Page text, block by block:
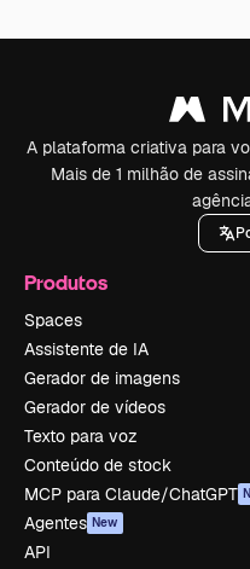
A plataforma criativa para
Mais de 1 milhão de
Produtos
Spaces
Assistente de IA
Gerador de imagens
Gerador de vídeos
Texto para voz
Conteúdo de stock
MCP para Claude/ChatGPT
Agentes New
API